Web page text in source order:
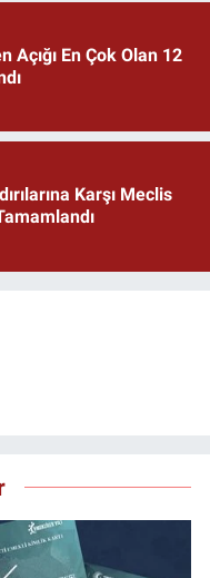
Açığı En Çok Olan 12
Karşı Meclis